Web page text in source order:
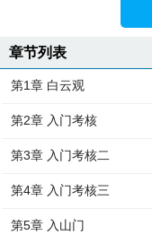
章节列表
第1章 白云观
第2章 入门考核
第3章 入门考核二
第4章 入门考核三
第5章 入山门